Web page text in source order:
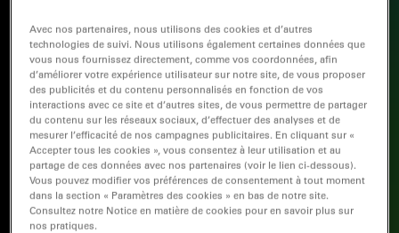
Avec nos partenaires, nous utilisons des cookies et d’autres
technologies de suivi. Nous utilisons également certaines données que
vous nous fournissez directement, comme vos coordonnées, afin
d’améliorer votre expérience utilisateur sur notre site, de vous proposer
des publicités et du contenu personnalisés en fonction de vos
interactions avec ce site et d’autres sites, de vous permettre de partager
du contenu sur les réseaux sociaux, d’effectuer des analyses et de
mesurer l’efficacité de nos campagnes publicitaires. En cliquant sur «
Accepter tous les cookies », vous consentez à leur utilisation et au
partage de ces données avec nos partenaires (voir le lien ci-dessous).
Vous pouvez modifier vos préférences de consentement à tout moment
dans la section « Paramètres des cookies » en bas de notre site.
Consultez notre Notice en matière de cookies pour en savoir plus sur
nos pratiques.